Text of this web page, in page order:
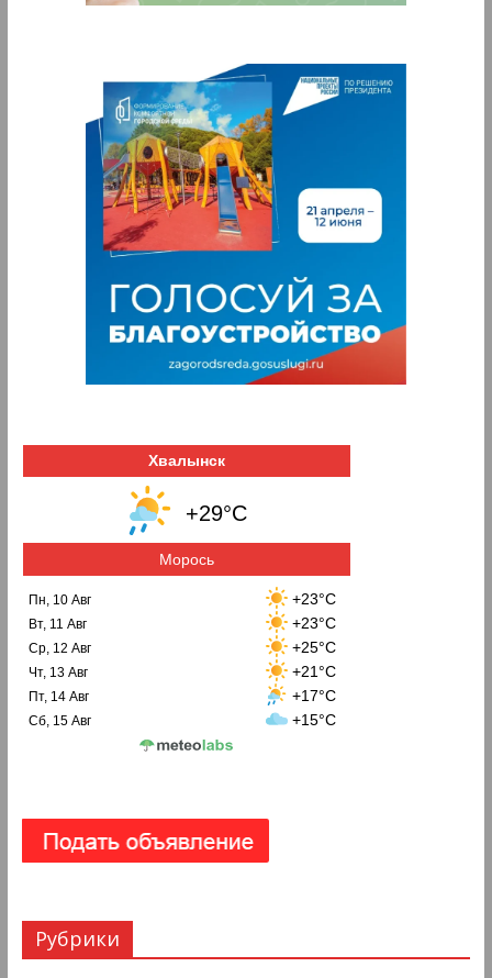
Хвалынск
+29°C
Морось
Пн, 10 Авг +23°C
Вт, 11 Авг +23°C
Ср, 12 Авг +25°C
Чт, 13 Авг +21°C
Пт, 14 Авг +17°C
Сб, 15 Авг +15°C
Рубрики